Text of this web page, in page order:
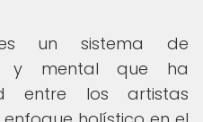
es un sistema de
y mental que ha
entre los artistas